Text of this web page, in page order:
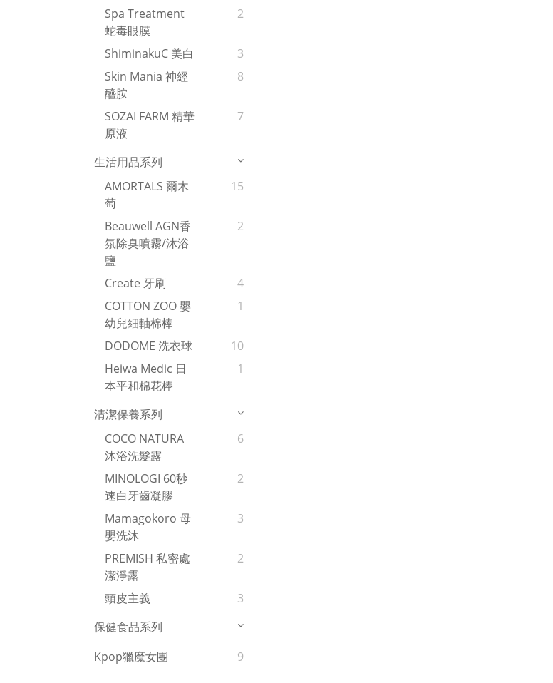
Spa Treatment
蛇毒眼膜
2
ShiminakuC 美白
3
Skin Mania 神經
醯胺
8
SOZAI FARM 精華
原液
7
生活用品系列
AMORTALS 爾木
萄
15
Beauwell AGN香
氛除臭噴霧/沐浴
鹽
2
Create 牙刷
4
COTTON ZOO 嬰
幼兒細軸棉棒
1
DODOME 洗衣球
10
Heiwa Medic 日
本平和棉花棒
1
清潔保養系列
COCO NATURA
沐浴洗髮露
6
MINOLOGI 60秒
速白牙齒凝膠
2
Mamagokoro 母
嬰洗沐
3
PREMISH 私密處
潔淨露
2
頭皮主義
3
保健食品系列
Kpop獵魔女團
9